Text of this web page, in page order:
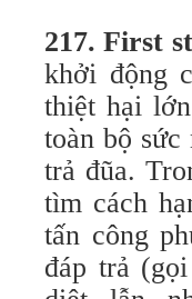
217. First
khởi động
thiệt hại
toàn bộ sức
trả đũa.
tìm cách
tấn công
đáp trả